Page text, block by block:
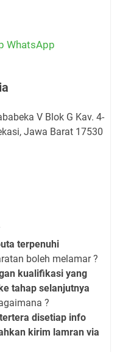
WhatsApp
V Blok G Kav. 4-
Jawa Barat 17530
terpenuhi
boleh melamar ?
kualifikasi yang
tahap selanjutnya
?
disetiap info
kirim lamran via